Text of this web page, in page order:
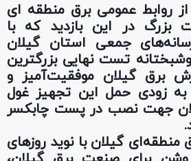
روابط عمومی برق منطقه ای
بزرگ در این بازدید که با
جمعی استان گیلان
تست نهایی بزرگترین
برق گیلان موفقیت‌آمیز و
زودی حمل این تجهیز غول
جهت نصب در پست چابکسر
گیلان با نوید روزهای